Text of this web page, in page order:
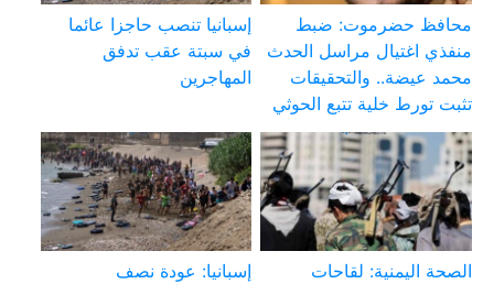
محافظ حضرموت: ضبط
منفذي اغتيال مراسل الحدث
محمد عيضة.. والتحقيقات
تثبت تورط خلية تتبع الحوثي
إسبانيا تنصب حاجزا عائما
في سبتة عقب تدفق
المهاجرين
الصحة اليمنية: لقاحات
إسبانيا: عودة نصف